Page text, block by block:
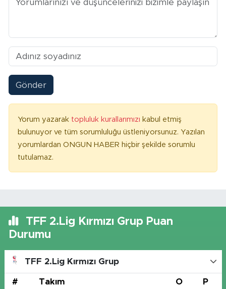
Gönder
Yorum yazarak topluluk kurallarımızı kabul etmiş
bulunuyor ve tüm sorumluluğu üstleniyorsunuz. Yazılan
yorumlardan ONGUN HABER hiçbir şekilde sorumlu
tutulamaz.
TFF 2.Lig Kırmızı Grup Puan
Durumu
TFF 2.Lig Kırmızı Grup
# Takım O P